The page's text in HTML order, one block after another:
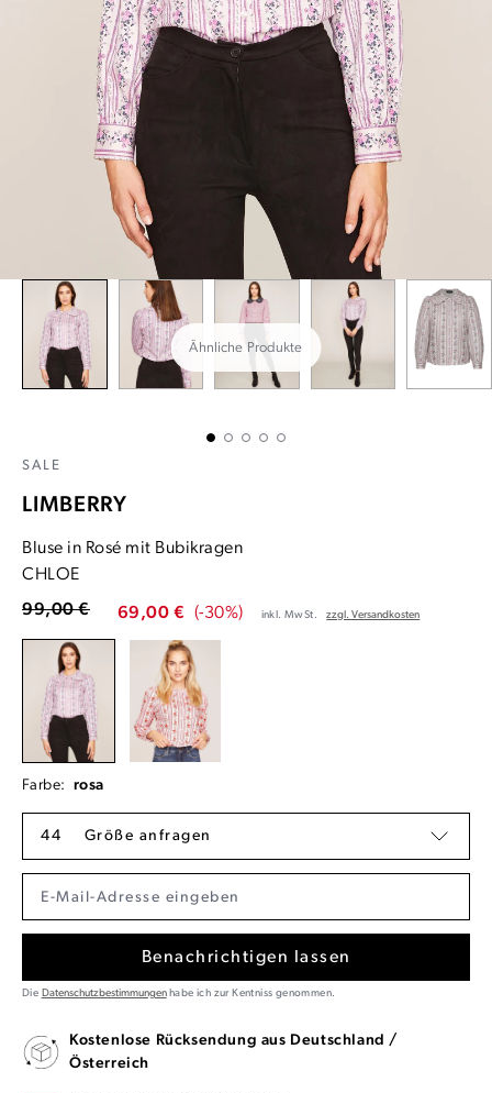
Ähnliche Produkte
SALE
LIMBERRY
Bluse in Rosé mit Bubikragen
CHLOE
69,00 € (-30%)
99,00 € inkl. MwSt. zzgl. Versandkosten
Farbe: rosa
44 Größe anfragen
Benachrichtigen lassen
Die Datenschutzbestimmungenhabe ich zur Kentniss genommen.
Kostenlose Rücksendung aus Deutschland /
Österreich